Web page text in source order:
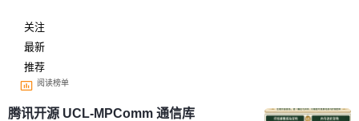
关注
最新
推荐
阅读榜单
腾讯开源 UCL-MPComm 通信库